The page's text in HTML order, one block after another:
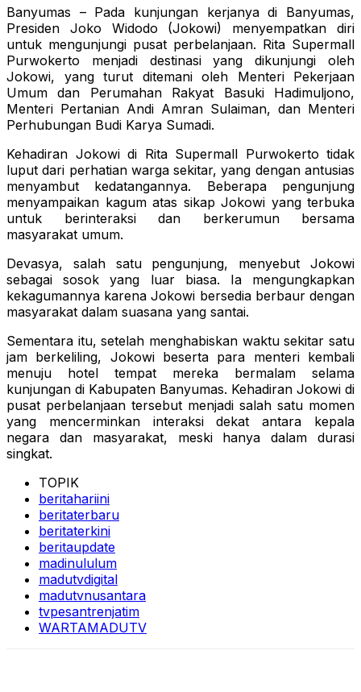
Banyumas – Pada kunjungan kerjanya di Banyumas,
Presiden Joko Widodo (Jokowi) menyempatkan diri
untuk mengunjungi pusat perbelanjaan. Rita Supermall
Purwokerto menjadi destinasi yang dikunjungi oleh
Jokowi, yang turut ditemani oleh Menteri Pekerjaan
Umum dan Perumahan Rakyat Basuki Hadimuljono,
Menteri Pertanian Andi Amran Sulaiman, dan Menteri
Perhubungan Budi Karya Sumadi.
Kehadiran Jokowi di Rita Supermall Purwokerto tidak
luput dari perhatian warga sekitar, yang dengan antusias
menyambut kedatangannya. Beberapa pengunjung
menyampaikan kagum atas sikap Jokowi yang terbuka
untuk berinteraksi dan berkerumun bersama
masyarakat umum.
Devasya, salah satu pengunjung, menyebut Jokowi
sebagai sosok yang luar biasa. Ia mengungkapkan
kekagumannya karena Jokowi bersedia berbaur dengan
masyarakat dalam suasana yang santai.
Sementara itu, setelah menghabiskan waktu sekitar satu
jam berkeliling, Jokowi beserta para menteri kembali
menuju hotel tempat mereka bermalam selama
kunjungan di Kabupaten Banyumas. Kehadiran Jokowi di
pusat perbelanjaan tersebut menjadi salah satu momen
yang mencerminkan interaksi dekat antara kepala
negara dan masyarakat, meski hanya dalam durasi
singkat.
TOPIK
beritahariini
beritaterbaru
beritaterkini
beritaupdate
madinululum
madutvdigital
madutvnusantara
tvpesantrenjatim
WARTAMADUTV